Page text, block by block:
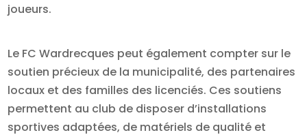
joueurs.
Le FC Wardrecques peut également compter sur le
soutien précieux de la municipalité, des partenaires
locaux et des familles des licenciés. Ces soutiens
permettent au club de disposer d’installations
sportives adaptées, de matériels de qualité et